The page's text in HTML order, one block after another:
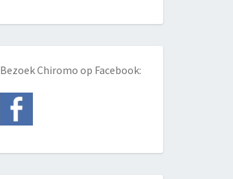
Bezoek Chiromo op Facebook: